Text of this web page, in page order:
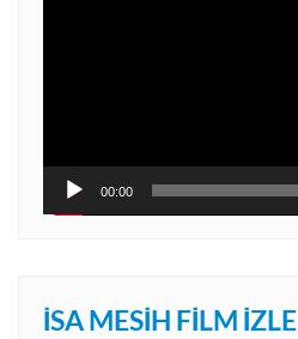
00:00
İSA MESIH FILM İZLE